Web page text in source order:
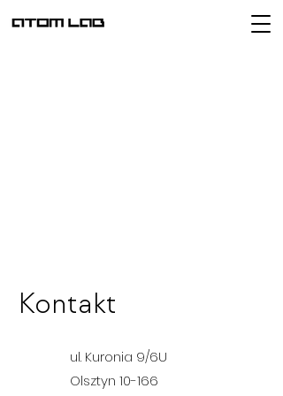
Kontakt
ul. Kuronia 9/6U
Olsztyn 10-166